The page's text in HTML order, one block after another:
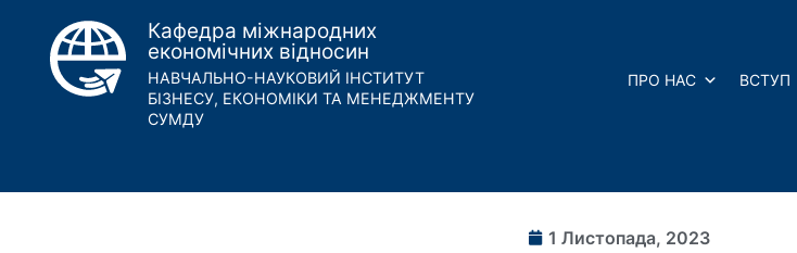
Кафедра міжнародних
економічних відносин
НАВЧАЛЬНО-НАУКОВИЙ ІНСТИТУТ
БІЗНЕСУ, ЕКОНОМІКИ ТА МЕНЕДЖМЕНТУ
СУМДУ
ПРО НАС ВСТУП
1 Листопада, 2023